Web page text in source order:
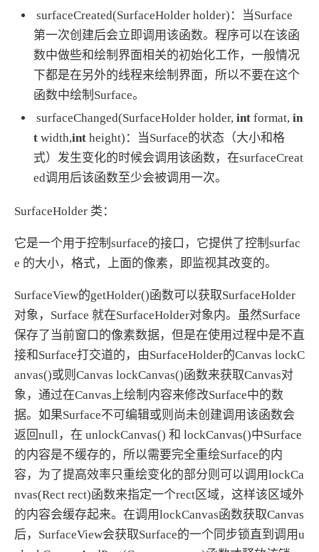
surfaceCreated(SurfaceHolder holder)：当Surface
第一次创建后会立即调用该函数。程序可以在该函
数中做些和绘制界面相关的初始化工作，一般情况
下都是在另外的线程来绘制界面，所以不要在这个
函数中绘制Surface。
surfaceChanged(SurfaceHolder holder,int format,in
t width,int height)：当Surface的状态（大小和格
式）发生变化的时候会调用该函数，在surfaceCreat
ed调用后该函数至少会被调用一次。
SurfaceHolder 类：
它是一个用于控制surface的接口，它提供了控制surfac
e 的大小，格式，上面的像素，即监视其改变的。
SurfaceView的getHolder()函数可以获取SurfaceHolder
对象，Surface 就在SurfaceHolder对象内。虽然Surface
保存了当前窗口的像素数据，但是在使用过程中是不直
接和Surface打交道的，由SurfaceHolder的Canvas lockC
anvas()或则Canvas lockCanvas()函数来获取Canvas对
象，通过在Canvas上绘制内容来修改Surface中的数
据。如果Surface不可编辑或则尚未创建调用该函数会
返回null，在 unlockCanvas() 和 lockCanvas()中Surface
的内容是不缓存的，所以需要完全重绘Surface的内
容，为了提高效率只重绘变化的部分则可以调用lockCa
nvas(Rect rect)函数来指定一个rect区域，这样该区域外
的内容会缓存起来。在调用lockCanvas函数获取Canvas
后，SurfaceView会获取Surface的一个同步锁直到调用u